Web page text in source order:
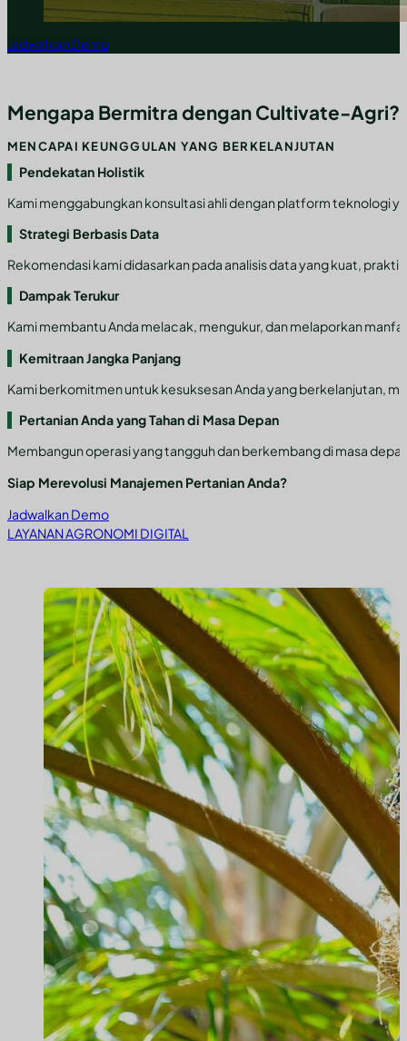
Jadwalkan Demo
Mengapa Bermitra dengan Cultivate-Agri?
MENCAPAI KEUNGGULAN YANG BERKELANJUTAN
Pendekatan Holistik
Kami menggabungkan konsultasi ahli dengan platform teknologi
Strategi Berbasis Data
Rekomendasi kami didasarkan pada analisis data yang kuat,
Dampak Terukur
Kami membantu Anda melacak, mengukur, dan melaporkan
Kemitraan Jangka Panjang
Kami berkomitmen untuk kesuksesan Anda yang berkelanjutan,
Pertanian Anda yang Tahan di Masa Depan
Membangun operasi yang tangguh dan berkembang di masa
Siap Merevolusi Manajemen Pertanian Anda?
Jadwalkan Demo
LAYANAN AGRONOMI DIGITAL